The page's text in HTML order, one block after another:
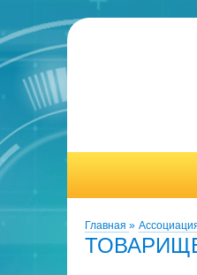
Главная »